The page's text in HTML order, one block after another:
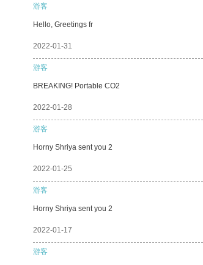
游客
Hello, Greetings fr
2022-01-31
游客
BREAKING! Portable CO2
2022-01-28
游客
Horny Shriya sent you 2
2022-01-25
游客
Horny Shriya sent you 2
2022-01-17
游客